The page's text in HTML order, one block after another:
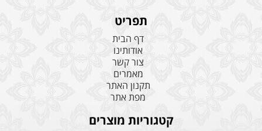
תפריט
דף הבית
אודותינו
צור קשר
מאמרים
תקנון האתר
מפת אתר
קטגוריות מוצרים